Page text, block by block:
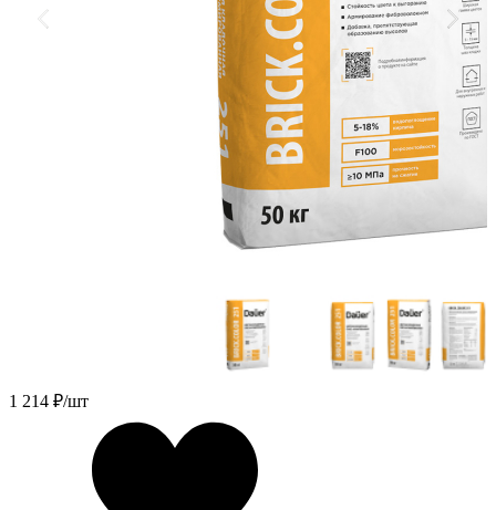
1 214 ₽/шт